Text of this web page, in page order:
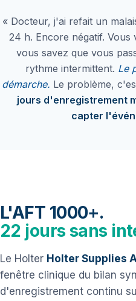
« Docteur, j'ai refait un
24 h. Encore négatif.
vous savez que vous
rythme intermittent. Le
démarche. Le problème,
jours d'enregistrement
capter
L'AFT 1000+.
22 jours sans
Le Holter Holter Supplies
fenêtre clinique du bilan
d'enregistrement continu